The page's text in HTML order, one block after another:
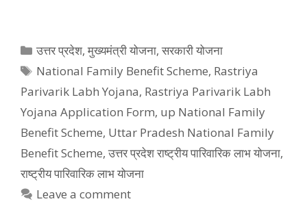
Categories
उत्तर प्रदेश,मुख्‍यमंत्री योजना,सरकारी योजना
Tags
National Family Benefit Scheme, Rastriya
Parivarik Labh Yojana, Rastriya Parivarik Labh
Yojana Application Form, up National Family
Benefit Scheme, Uttar Pradesh National Family
Benefit Scheme, उत्तर प्रदेश राष्ट्रीय पारिवारिक लाभ योजना,
राष्ट्रीय पारिवारिक लाभ योजना
Leave a comment